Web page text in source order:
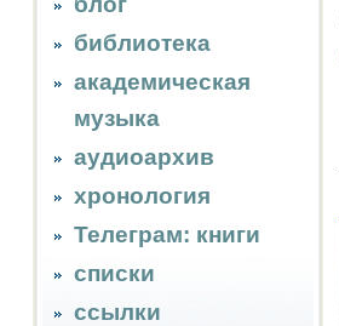
библиотека
академическая
музыка
аудиоархив
хронология
Телеграм: книги
списки
ссылки